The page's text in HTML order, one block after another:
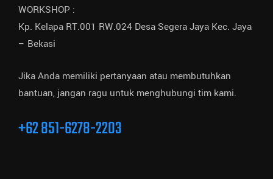
WORKSHOP :
Kp. Kelapa RT.001 RW.024 Desa Segera Jaya Kec. Jaya
– Bekasi
Jika Anda memiliki pertanyaan atau membutuhkan
bantuan, jangan ragu untuk menghubungi tim kami.
+62 851-6278-2203